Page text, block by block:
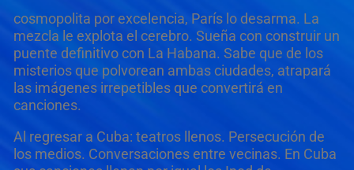
cosmopolita por excelencia, París lo desarma. La
mezcla le explota el cerebro. Sueña con construir un
puente definitivo con La Habana. Sabe que de los
misterios que polvorean ambas ciudades, atrapará
las imágenes irrepetibles que convertirá en
canciones.
Al regresar a Cuba: teatros llenos. Persecución de
los medios. Conversaciones entre vecinas. En Cuba